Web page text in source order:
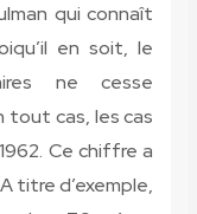
qui connaît
en soit, le
ne cesse
tout cas, les cas
Ce chiffre a
titre d’exemple,